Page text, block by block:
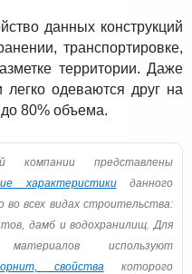
данных конструкций
транспортировке,
территории. Даже
одеваются друг на
80% объема.
представлены
характеристикиданного
всех видах строительства:
дамб и водохранилищ. Для
используют
свойствакоторого